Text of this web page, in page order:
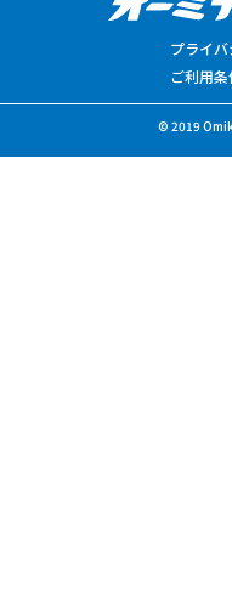
プライ
ご利用条
© 2019